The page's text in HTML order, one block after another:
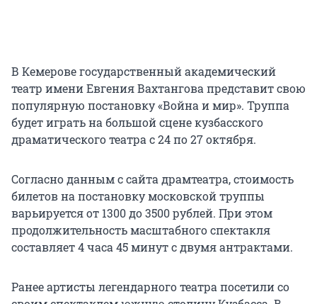
В Кемерове государственный академический
театр имени Евгения Вахтангова представит свою
популярную постановку «Война и мир». Труппа
будет играть на большой сцене кузбасского
драматического театра с 24 по 27 октября.
Согласно данным с сайта драмтеатра, стоимость
билетов на постановку московской труппы
варьируется от 1300 до 3500 рублей. При этом
продолжительность масштабного спектакля
составляет 4 часа 45 минут с двумя антрактами.
Ранее артисты легендарного театра посетили со